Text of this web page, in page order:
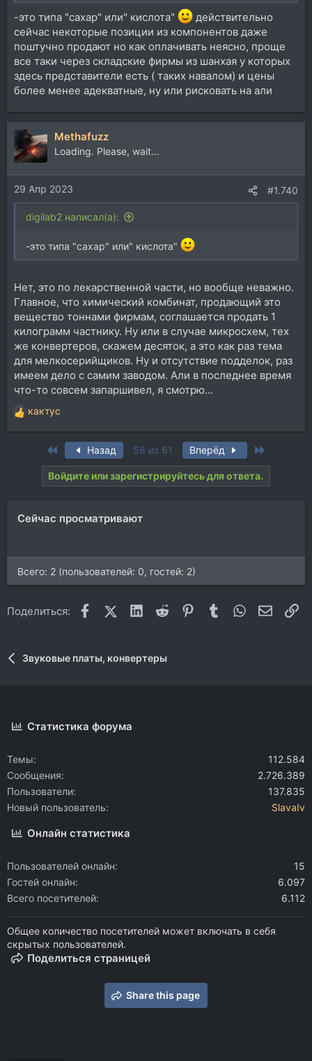
-это типа "сахар" или" кислота"
действительно
сейчас некоторые позиции из компонентов даже
поштучно продают но как оплачивать неясно, проще
все таки через складские фирмы из шанхая у которых
здесь представители есть ( таких навалом) и цены
более менее адекватные, ну или рисковать на али
Methafuzz
Loading. Please, wait...
29 Апр 2023 #1.740
digilab2 написал(а):
-это типа "сахар" или" кислота"
Нет, это по лекарственной части, но вообще неважно.
Главное, что химический комбинат, продающий это
вещество тоннами фирмам, соглашается продать 1
килограмм частнику. Ну или в случае микросхем, тех
же конвертеров, скажем десяток, а это как раз тема
для мелкосерийщиков. Ну и отсутствие подделок, раз
имеем дело с самим заводом. Али в последнее время
что-то совсем запаршивел, я смотрю...
Р
е
кактус
First Назад 58 из 61 Вперёд
Войдите или зарегистрируйтесь для ответа.
Сейчас просматривают
Всего: 2 (пользователей: 0, гостей: 2)
Поделиться: FacebookX (Twitter)
LinkedIn
Reddit Pinterest
Tumblr WhatsApp
Звуковые платы, конвертеры
Статистика форума
Темы
112.584
Сообщения
2.726.389
Пользователи
137.835
Новый пользователь
SlavaIv
Онлайн статистика
Пользователей онлайн
15
Гостей онлайн
6.097
Всего посетителей
6.112
Общее количество посетителей может включать в себя
скрытых пользователей.
Поделиться страницей
Share this page